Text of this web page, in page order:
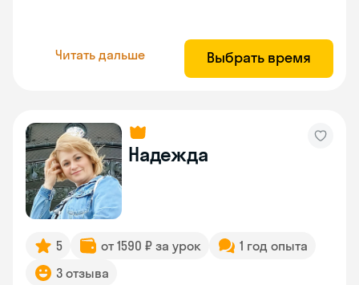
Читать дальше Выбрать время
Надежда
5 от 1590 ₽ за урок
1 год опыта
3 отзыва